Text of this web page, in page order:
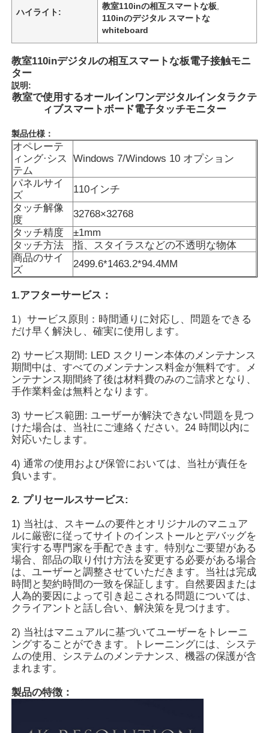
ホーム
製品
ビデオ
企業情報
会社案内
品質管理
お問い合わせ
見積依頼
デジタル相互黒板
教育相互Whiteboard
ハイライト:
教室110inの相互スマートな板
110inのデジタル スマートな
whiteboard
教室110inデジタルの相互スマートな板電子接触モニ
ター
説明:
教室で使用するオールインワンデジタルインタラクテ
ィブスマートボード電子タッチモニター
製品仕様：
オペレーテ
ィング·シス
テム
Windows 7/Windows 10 オプション
パネルサイ
ズ
110インチ
タッチ解像
度
32768×32768
タッチ精度
±1mm
タッチ方法
指、スタイラスなどの不透明な物体
商品のサイ
ズ
2499.6*1463.2*94.4MM
1.アフターサービス：
1）サービス原則：時間通りに対応し、問題をできる
だけ早く解決し、確実に使用します。
2) サービス期間: LED スクリーン本体のメンテナンス
期間中は、すべてのメンテナンス料金が無料です。メ
ンテナンス期間終了後は材料費のみのご請求となり、
手作業料金は無料となります。
3) サービス範囲: ユーザーが解決できない問題を見つ
けた場合は、当社にご連絡ください。24 時間以内に
対応いたします。
4) 通常の使用および保管においては、当社が責任を
負います。
2. プリセールスサービス:
1) 当社は、スキームの要件とオリジナルのマニュア
ルに厳密に従ってサイトのインストールとデバッグを
実行する専門家を手配できます。特別なご要望がある
場合、部品の取り付け方法を変更する必要がある場合
は、ユーザーと調整させていただきます。当社は完成
時間と契約時間の一致を保証します。自然要因または
人為的要因によって引き起こされる問題については、
クライアントと話し合い、解決策を見つけます。
2) 当社はマニュアルに基づいてユーザーをトレーニ
ングすることができます。トレーニングには、システ
ムの使用、システムのメンテナンス、機器の保護が含
まれます。
製品の特徴：